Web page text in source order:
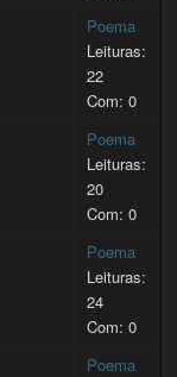
Poema
Leituras:
22
Com: 0
Poema
Leituras:
20
Com: 0
Poema
Leituras:
24
Com: 0
Poema